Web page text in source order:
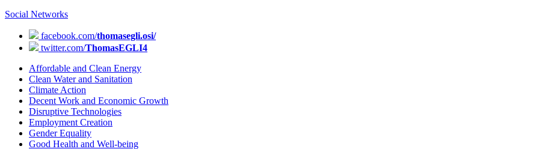
Social Networks
facebook.com/thomasegli.osi/
twitter.com/ThomasEGLI4
Affordable and Clean Energy
Clean Water and Sanitation
Climate Action
Decent Work and Economic Growth
Disruptive Technologies
Employment Creation
Gender Equality
Good Health and Well-being